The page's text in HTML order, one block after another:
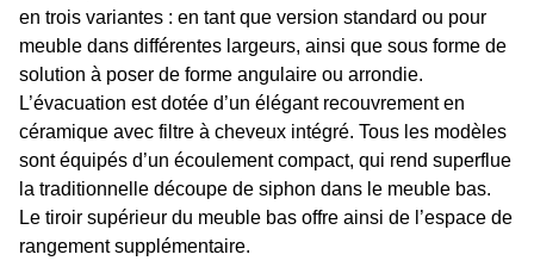
en trois variantes : en tant que version standard ou pour
meuble dans différentes largeurs, ainsi que sous forme de
solution à poser de forme angulaire ou arrondie.
L’évacuation est dotée d’un élégant recouvrement en
céramique avec filtre à cheveux intégré. Tous les modèles
sont équipés d’un écoulement compact, qui rend superflue
la traditionnelle découpe de siphon dans le meuble bas.
Le tiroir supérieur du meuble bas offre ainsi de l’espace de
rangement supplémentaire.